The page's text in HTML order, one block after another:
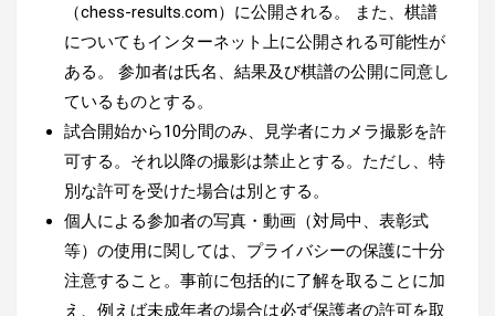
（chess-results.com）に公開される。 また、棋譜
についてもインターネット上に公開される可能性が
ある。 参加者は氏名、結果及び棋譜の公開に同意し
ているものとする。
試合開始から10分間のみ、見学者にカメラ撮影を許
可する。それ以降の撮影は禁止とする。ただし、特
別な許可を受けた場合は別とする。
個人による参加者の写真・動画（対局中、表彰式
等）の使用に関しては、プライバシーの保護に十分
注意すること。事前に包括的に了解を取ることに加
え、例えば未成年者の場合は必ず保護者の許可を取